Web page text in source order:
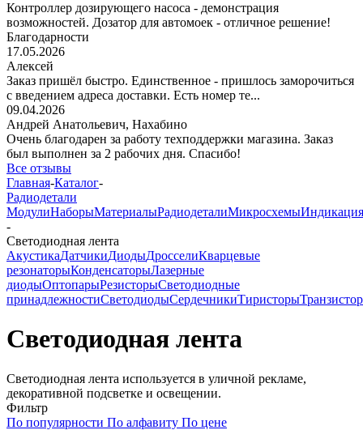
Контроллер дозирующего насоса - демонстрация
возможностей. Дозатор для автомоек - отличное решение!
Благодарности
17.05.2026
Алексей
Заказ пришёл быстро. Единственное - пришлось заморочиться
с введением адреса доставки. Есть номер те...
09.04.2026
Андрей Анатольевич, Нахабино
Очень благодарен за работу техподдержки магазина. Заказ
был выполнен за 2 рабочих дня. Спасибо!
Все отзывы
Главная-Каталог-
Радиодетали
МодулиНаборыМатериалыРадиодеталиМикросхемыИндикация
-
Светодиодная лента
АкустикаДатчикиДиодыДросселиКварцевые
резонаторыКонденсаторыЛазерные
диодыОптопарыРезисторыСветодиодные
принадлежностиСветодиодыСердечникиТиристоры
Светодиодная лента
Светодиодная лента используется в уличной рекламе,
декоративной подсветке и освещении.
Фильтр
По популярности По алфавиту По цене